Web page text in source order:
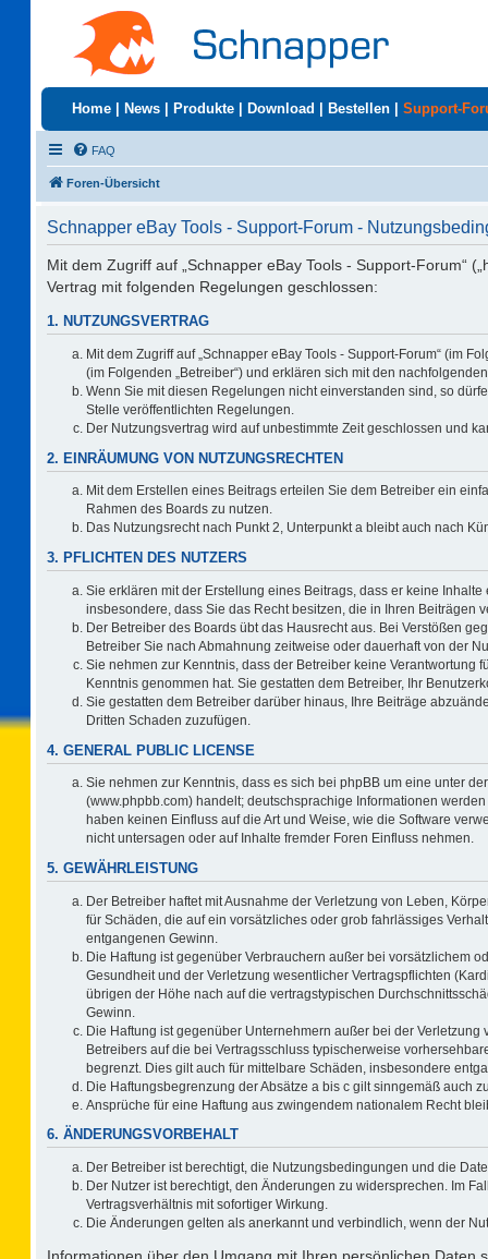
Home News Produkte Download Bestellen Support-
FAQ
Foren-Übersicht
Schnapper eBay Tools - Support-Forum -
Mit dem Zugriff auf „Schnapper eBay Tools - Support-Forum“
Vertrag mit folgenden Regelungen geschlossen:
1. NUTZUNGSVERTRAG
Mit dem Zugriff auf „Schnapper eBay Tools - Support-Forum“ (im
(im Folgenden „Betreiber“) und erklären sich mit den
Wenn Sie mit diesen Regelungen nicht einverstanden sind, so
Stelle veröffentlichten Regelungen.
Der Nutzungsvertrag wird auf unbestimmte Zeit geschlossen und
2. EINRÄUMUNG VON NUTZUNGSRECHTEN
Mit dem Erstellen eines Beitrags erteilen Sie dem Betreiber ein
Rahmen des Boards zu nutzen.
Das Nutzungsrecht nach Punkt 2, Unterpunkt a bleibt auch nach
3. PFLICHTEN DES NUTZERS
Sie erklären mit der Erstellung eines Beitrags, dass er keine
insbesondere, dass Sie das Recht besitzen, die in Ihren Beiträgen
Der Betreiber des Boards übt das Hausrecht aus. Bei Verstößen
Betreiber Sie nach Abmahnung zeitweise oder dauerhaft von der
Sie nehmen zur Kenntnis, dass der Betreiber keine Verantwortung
Kenntnis genommen hat. Sie gestatten dem Betreiber, Ihr
Sie gestatten dem Betreiber darüber hinaus, Ihre Beiträge
Dritten Schaden zuzufügen.
4. GENERAL PUBLIC LICENSE
Sie nehmen zur Kenntnis, dass es sich bei phpBB um eine unter der
(www.phpbb.com) handelt; deutschsprachige Informationen
haben keinen Einfluss auf die Art und Weise, wie die Software
nicht untersagen oder auf Inhalte fremder Foren Einfluss nehmen.
5. GEWÄHRLEISTUNG
Der Betreiber haftet mit Ausnahme der Verletzung von Leben,
für Schäden, die auf ein vorsätzliches oder grob fahrlässiges
entgangenen Gewinn.
Die Haftung ist gegenüber Verbrauchern außer bei vorsätzlichem
Gesundheit und der Verletzung wesentlicher Vertragspflichten
übrigen der Höhe nach auf die vertragstypischen
Gewinn.
Die Haftung ist gegenüber Unternehmern außer bei der
Betreibers auf die bei Vertragsschluss typischerweise
begrenzt. Dies gilt auch für mittelbare Schäden, insbesondere
Die Haftungsbegrenzung der Absätze a bis c gilt sinngemäß auch
Ansprüche für eine Haftung aus zwingendem nationalem Recht
6. ÄNDERUNGSVORBEHALT
Der Betreiber ist berechtigt, die Nutzungsbedingungen und die
Der Nutzer ist berechtigt, den Änderungen zu widersprechen. Im
Vertragsverhältnis mit sofortiger Wirkung.
Die Änderungen gelten als anerkannt und verbindlich, wenn der
Informationen über den Umgang mit Ihren persönlichen Daten